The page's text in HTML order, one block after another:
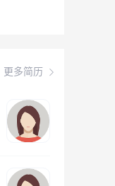
更多简历